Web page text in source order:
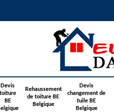
Devis
toiture
BE
Rehaussement
de toiture BE
Belgique
Devis
changement de
tuile BE
Belgique